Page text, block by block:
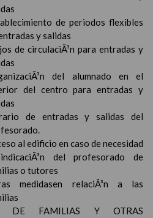
de periodos flexibles
y salidas
de circulaciÃ³n para entradas y
del alumnado en el
del centro para entradas y
de entradas y salidas del
al edificio en caso de necesidad
del profesorado de
o tutores
medidasen relaciÃ³n a las
DE FAMILIAS Y OTRAS